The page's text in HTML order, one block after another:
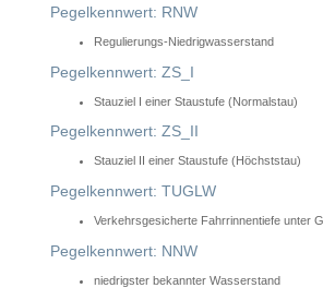
Pegelkennwert: RNW
Regulierungs-Niedrigwasserstand
Pegelkennwert: ZS_I
Stauziel I einer Staustufe (Normalstau)
Pegelkennwert: ZS_II
Stauziel II einer Staustufe (Höchststau)
Pegelkennwert: TUGLW
Verkehrsgesicherte Fahrrinnentiefe unter
Pegelkennwert: NNW
niedrigster bekannter Wasserstand